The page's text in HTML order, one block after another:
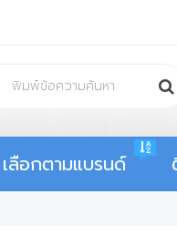
เลือกตามแบรนด์